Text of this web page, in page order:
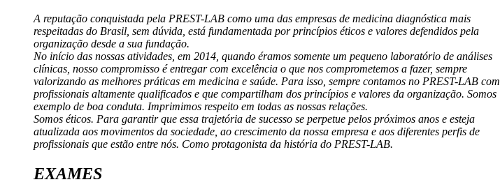
A reputação conquistada pela PREST-LAB como uma das empresas de medicina diagnóstica mais
respeitadas do Brasil, sem dúvida, está fundamentada por princípios éticos e valores defendidos pela
organização desde a sua fundação.
No início das nossas atividades, em 2014, quando éramos somente um pequeno laboratório de análises
clínicas, nosso compromisso é entregar com excelência o que nos comprometemos a fazer, sempre
valorizando as melhores práticas em medicina e saúde. Para isso, sempre contamos no PREST-LAB com
profissionais altamente qualificados e que compartilham dos princípios e valores da organização. Somos
exemplo de boa conduta. Imprimimos respeito em todas as nossas relações.
Somos éticos. Para garantir que essa trajetória de sucesso se perpetue pelos próximos anos e esteja
atualizada aos movimentos da sociedade, ao crescimento da nossa empresa e aos diferentes perfis de
profissionais que estão entre nós. Como protagonista da história do PREST-LAB.
EXAMES